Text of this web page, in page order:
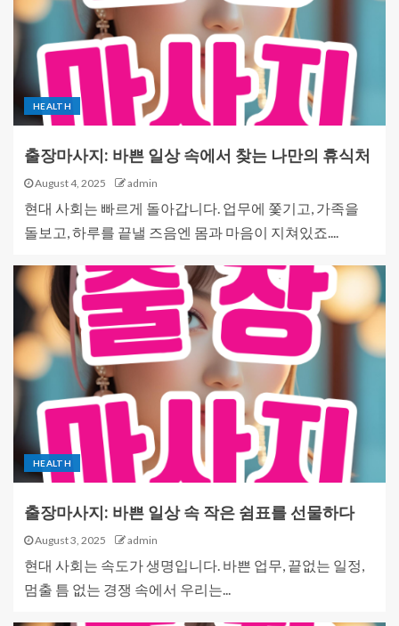
HEALTH
출장마사지: 바쁜 일상 속에서 찾는 나만의 휴식처
August 4, 2025 admin
현대 사회는 빠르게 돌아갑니다. 업무에 쫓기고, 가족을
돌보고, 하루를 끝낼 즈음엔 몸과 마음이 지쳐있죠....
HEALTH
출장마사지: 바쁜 일상 속 작은 쉼표를 선물하다
August 3, 2025 admin
현대 사회는 속도가 생명입니다. 바쁜 업무, 끝없는 일정,
멈출 틈 없는 경쟁 속에서 우리는...